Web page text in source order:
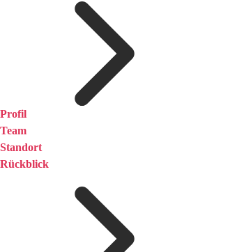
Profil
Team
Standort
Rückblick